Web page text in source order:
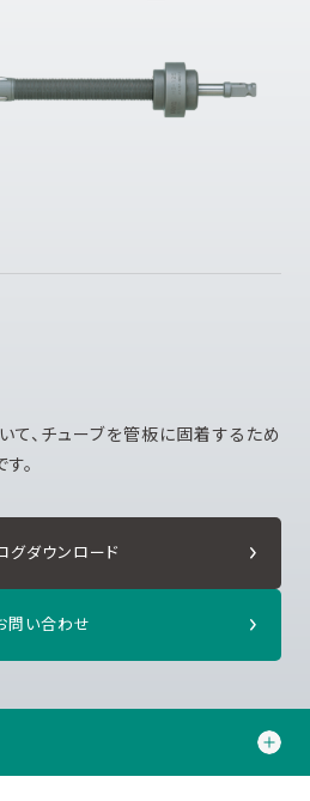
、チューブを管板に固着するため
。
グダウンロード
問い合わせ